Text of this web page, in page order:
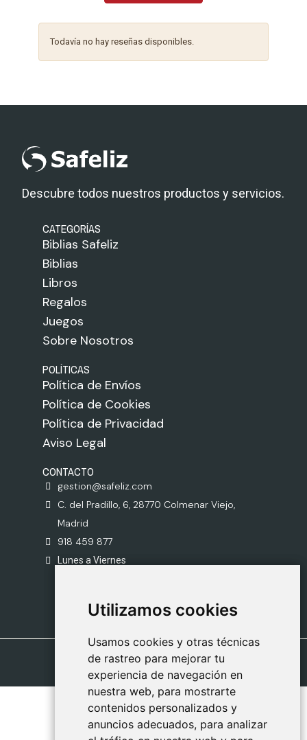
Utilizamos cookies
Usamos cookies y otras técnicas
de rastreo para mejorar tu
experiencia de navegación en
nuestra web, para mostrarte
contenidos personalizados y
anuncios adecuados, para analizar
Utilizamos cookies
Usamos cookies y otras técnicas
de rastreo para mejorar tu
experiencia de navegación en
nuestra web, para mostrarte
contenidos personalizados y
anuncios adecuados, para analizar
Todavía no hay reseñas disponibles.
Descubre todos nuestros productos y servicios.
CATEGORÍAS
Biblias Safeliz
Biblias
Libros
Regalos
Juegos
Sobre Nosotros
POLÍTICAS
Política de Envíos
Política de Cookies
Política de Privacidad
Aviso Legal
CONTACTO
gestion@safeliz.com
C. del Pradillo, 6, 28770 Colmenar Viejo,
Madrid
918 459 877
Lunes a Viernes